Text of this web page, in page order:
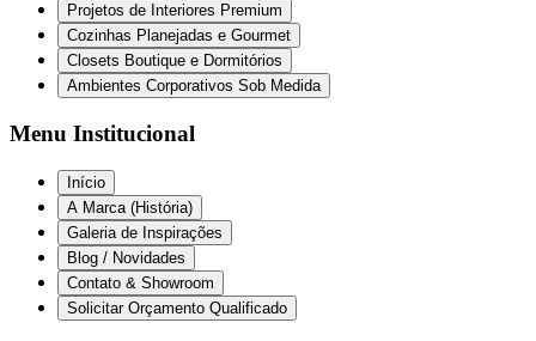
Projetos de Interiores Premium
Cozinhas Planejadas e Gourmet
Closets Boutique e Dormitórios
Ambientes Corporativos Sob Medida
Menu Institucional
Início
A Marca (História)
Galeria de Inspirações
Blog / Novidades
Contato & Showroom
Solicitar Orçamento Qualificado